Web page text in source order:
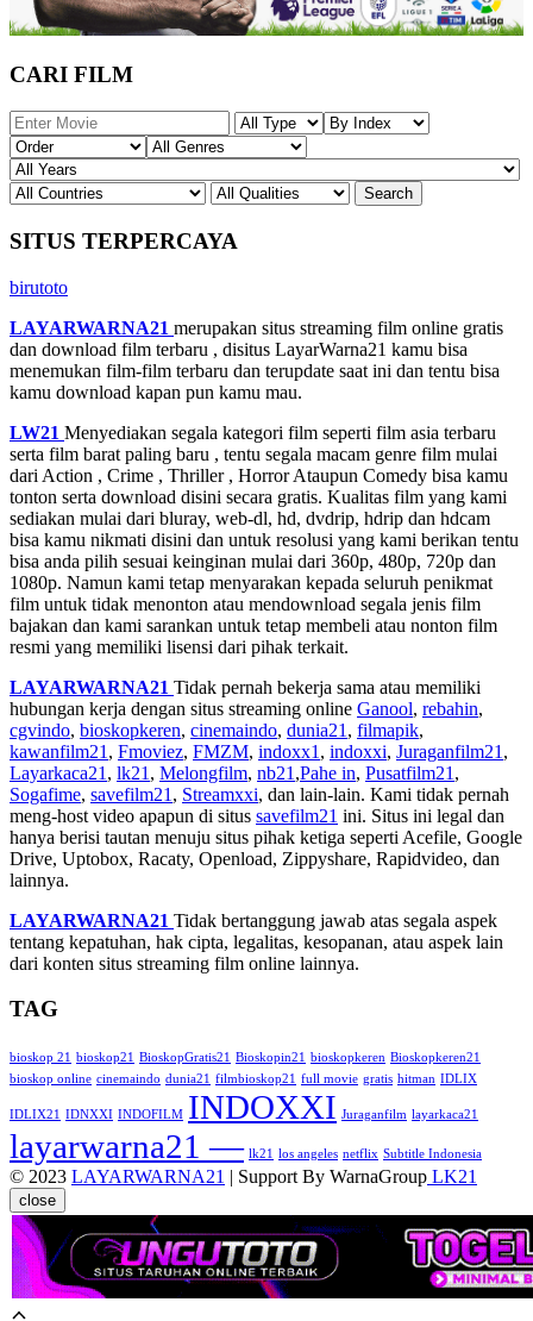
CARI FILM
SITUS TERPERCAYA
birutoto
LAYARWARNA21 merupakan situs streaming film online gratis
dan download film terbaru , disitus LayarWarna21 kamu bisa
menemukan film-film terbaru dan terupdate saat ini dan tentu bisa
kamu download kapan pun kamu mau.
LW21 Menyediakan segala kategori film seperti film asia terbaru
serta film barat paling baru , tentu segala macam genre film mulai
dari Action , Crime , Thriller , Horror Ataupun Comedy bisa kamu
tonton serta download disini secara gratis. Kualitas film yang kami
sediakan mulai dari bluray, web-dl, hd, dvdrip, hdrip dan hdcam
bisa kamu nikmati disini dan untuk resolusi yang kami berikan tentu
bisa anda pilih sesuai keinginan mulai dari 360p, 480p, 720p dan
1080p. Namun kami tetap menyarakan kepada seluruh penikmat
film untuk tidak menonton atau mendownload segala jenis film
bajakan dan kami sarankan untuk tetap membeli atau nonton film
resmi yang memiliki lisensi dari pihak terkait.
LAYARWARNA21 Tidak pernah bekerja sama atau memiliki
hubungan kerja dengan situs streaming online Ganool, rebahin,
cgvindo, bioskopkeren, cinemaindo, dunia21 , filmapik,
kawanfilm21 , Fmoviez, FMZM, indoxx1 , indoxxi, Juraganfilm21 ,
Layarkaca21 , lk21 , Melongfilm, nb21 ,Pahe in, Pusatfilm21 ,
Sogafime, savefilm21 , Streamxxi, dan lain-lain. Kami tidak pernah
meng-host video apapun di situs savefilm21 ini. Situs ini legal dan
hanya berisi tautan menuju situs pihak ketiga seperti Acefile, Google
Drive, Uptobox, Racaty, Openload, Zippyshare, Rapidvideo, dan
lainnya.
LAYARWARNA21 Tidak bertanggung jawab atas segala aspek
tentang kepatuhan, hak cipta, legalitas, kesopanan, atau aspek lain
dari konten situs streaming film online lainnya.
TAG
bioskop 21 bioskop21 BioskopGratis21 Bioskopin21 bioskopkeren Bioskopkeren21
bioskop online cinemaindo dunia21 filmbioskop21 full movie gratis hitman IDLIX
IDLIX21 IDNXXI INDOFILM INDOXXI Juraganfilm layarkaca21
layarwarna21 — lk21 los angeles netflix Subtitle Indonesia
© 2023 LAYARWARNA21 | Support By WarnaGroup LK21
close